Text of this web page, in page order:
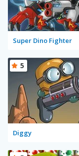
Super Dino Fighter
Diggy
5